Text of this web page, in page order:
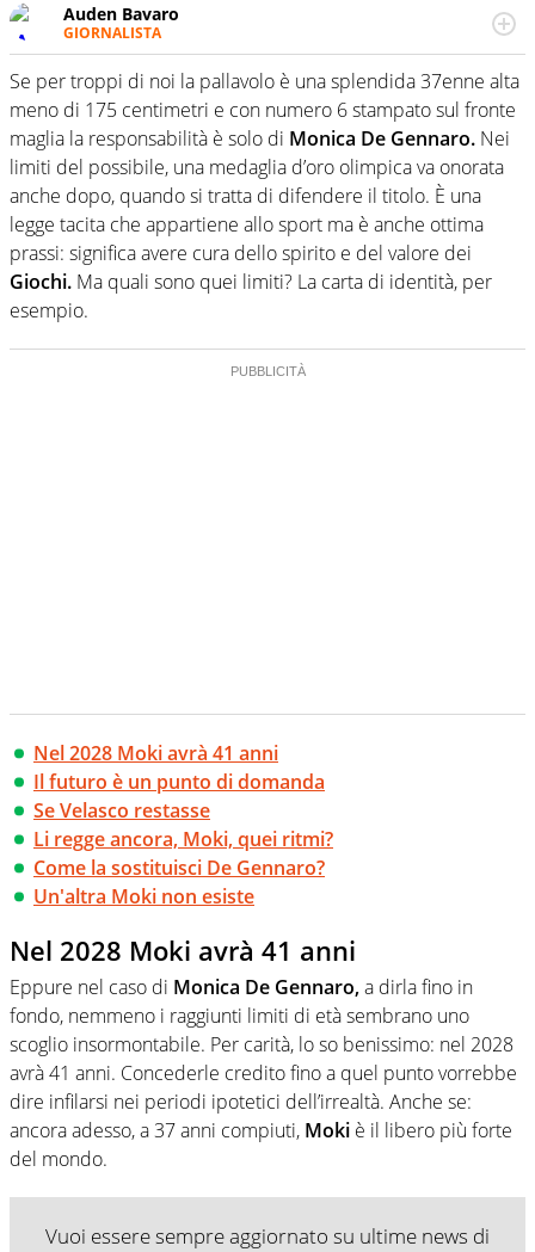
Auden Bavaro
GIORNALISTA
Lo sporco lavoro del coordinamento: qualcuno lo deve
pur fare. Eppure, quando ha modo di pigiare le dita sulla
tastiera, restituisce storie e racconti di sport che valgono
il biglietto
Se per troppi di noi la pallavolo è una splendida 37enne alta
meno di 175 centimetri e con numero 6 stampato sul fronte
maglia la responsabilità è solo di Monica De Gennaro. Nei
limiti del possibile, una medaglia d’oro olimpica va onorata
anche dopo, quando si tratta di difendere il titolo. È una
legge tacita che appartiene allo sport ma è anche ottima
prassi: significa avere cura dello spirito e del valore dei
Giochi. Ma quali sono quei limiti? La carta di identità, per
esempio.
Nel 2028 Moki avrà 41 anni
Il futuro è un punto di domanda
Se Velasco restasse
Li regge ancora, Moki, quei ritmi?
Come la sostituisci De Gennaro?
Un'altra Moki non esiste
Nel 2028 Moki avrà 41 anni
Eppure nel caso di Monica De Gennaro,a dirla fino in
fondo, nemmeno i raggiunti limiti di età sembrano uno
scoglio insormontabile. Per carità, lo so benissimo: nel 2028
avrà 41 anni. Concederle credito fino a quel punto vorrebbe
dire infilarsi nei periodi ipotetici dell’irrealtà. Anche se:
ancora adesso, a 37 anni compiuti, Moki è il libero più forte
del mondo.
Vuoi essere sempre aggiornato su ultime news di